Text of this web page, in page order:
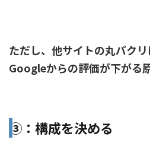
ただし、他サイトの丸パクリ
Googleからの評価が下がる
③：構成を決める